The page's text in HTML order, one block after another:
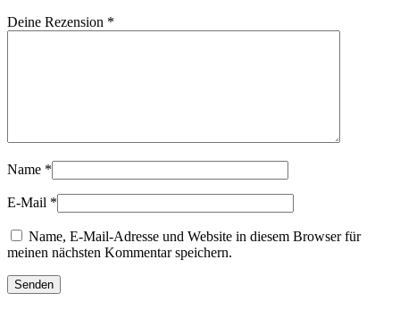
Deine Rezension *
Name *
E-Mail *
Name, E-Mail-Adresse und Website in diesem Browser für
meinen nächsten Kommentar speichern.